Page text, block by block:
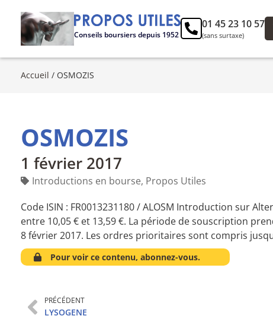
Conseils boursiers depuis 1952
01 45 23 10 57
(sans surtaxe)
Accueil / OSMOZIS
OSMOZIS
1 février 2017
Introductions en bourse, Propos Utiles
Code ISIN : FR0013231180 / ALOSM Introduction sur
entre 10,05 € et 13,59 €. La période de souscription
8 février 2017. Les ordres prioritaires sont compris
Pour voir ce contenu, abonnez-vous.
PRÉCÉDENT
LYSOGENE